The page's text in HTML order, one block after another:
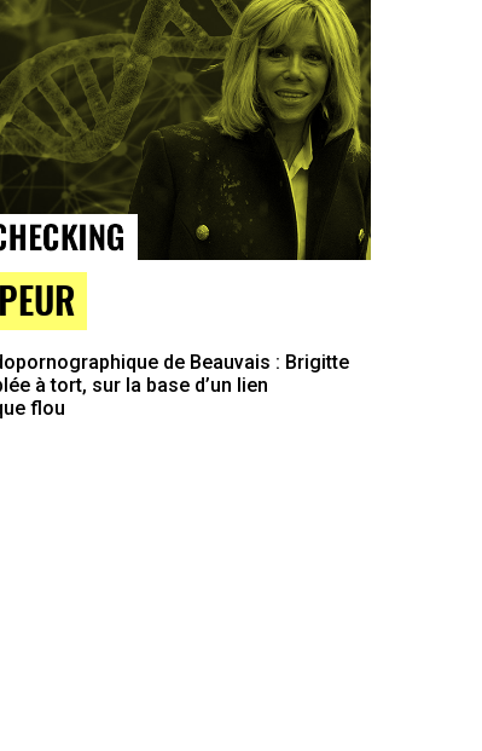
de Beauvais : Brigitte
à tort, sur la base d’un lien
flou